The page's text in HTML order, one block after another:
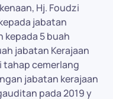
Hj. Foudzi
jabatan
kepada 5 buah
jabatan Kerajaan
tahap cemerlang
jabatan kerajaan
pada 2019 y